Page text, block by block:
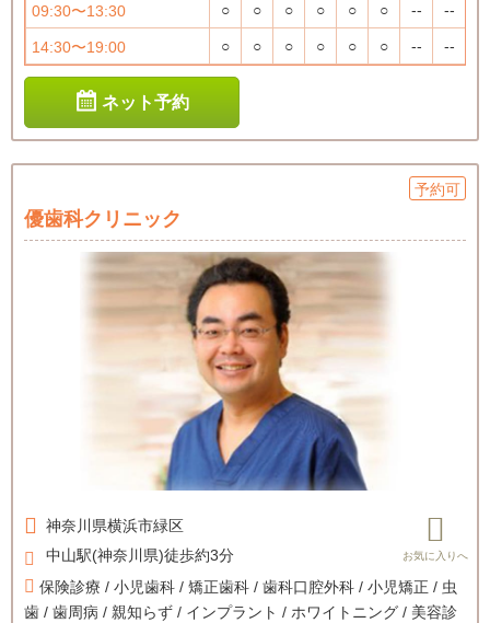
09:30〜13:30 ○ ○ ○ ○ ○ ○ -- --
14:30〜19:00 ○ ○ ○ ○ ○ ○ -- --
ネット予約
予約可
優歯科クリニック
神奈川県横浜市緑区
中山駅(神奈川県)徒歩約3分
保険診療 / 小児歯科 / 矯正歯科 / 歯科口腔外科 / 小児矯正 / 虫
歯 / 歯周病 / 親知らず / インプラント / ホワイトニング / 美容診